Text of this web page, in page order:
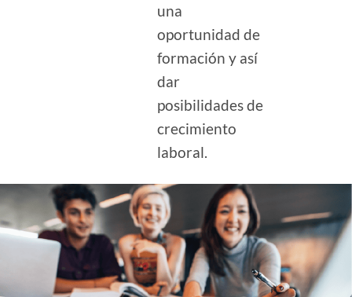
una
oportunidad de
formación y así
dar
posibilidades de
crecimiento
laboral.